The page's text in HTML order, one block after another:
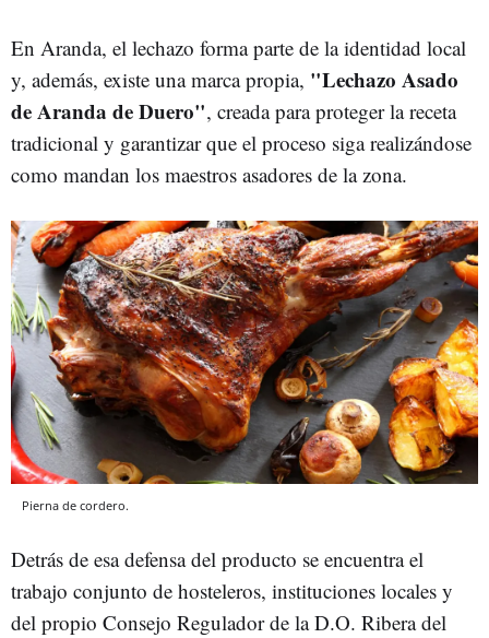
En Aranda, el lechazo forma parte de la identidad local
y, además, existe una marca propia, "Lechazo Asado
de Aranda de Duero", creada para proteger la receta
tradicional y garantizar que el proceso siga realizándose
como mandan los maestros asadores de la zona.
Pierna de cordero.
Detrás de esa defensa del producto se encuentra el
trabajo conjunto de hosteleros, instituciones locales y
del propio Consejo Regulador de la D.O. Ribera del